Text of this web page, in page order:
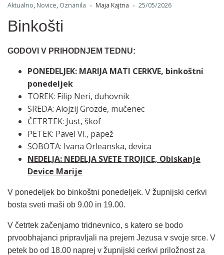
Aktualno, Novice, Oznanila Maja Kajtna 25/05/2026
Binkošti
GODOVI V PRIHODNJEM TEDNU:
PONEDELJEK: MARIJA MATI CERKVE, binkoštni
ponedeljek
TOREK: Filip Neri, duhovnik
SREDA: Alojzij Grozde, mučenec
ČETRTEK: Just, škof
PETEK: Pavel VI., papež
SOBOTA: Ivana Orleanska, devica
NEDELJA: NEDELJA SVETE TROJICE, Obiskanje
Device Marije
V ponedeljek bo binkoštni ponedeljek. V župnijski cerkvi
bosta sveti maši ob 9.00 in 19.00.
V četrtek začenjamo tridnevnico, s katero se bodo
prvoobhajanci pripravljali na prejem Jezusa v svoje srce. V
petek bo od 18.00 naprej v župnijski cerkvi priložnost za